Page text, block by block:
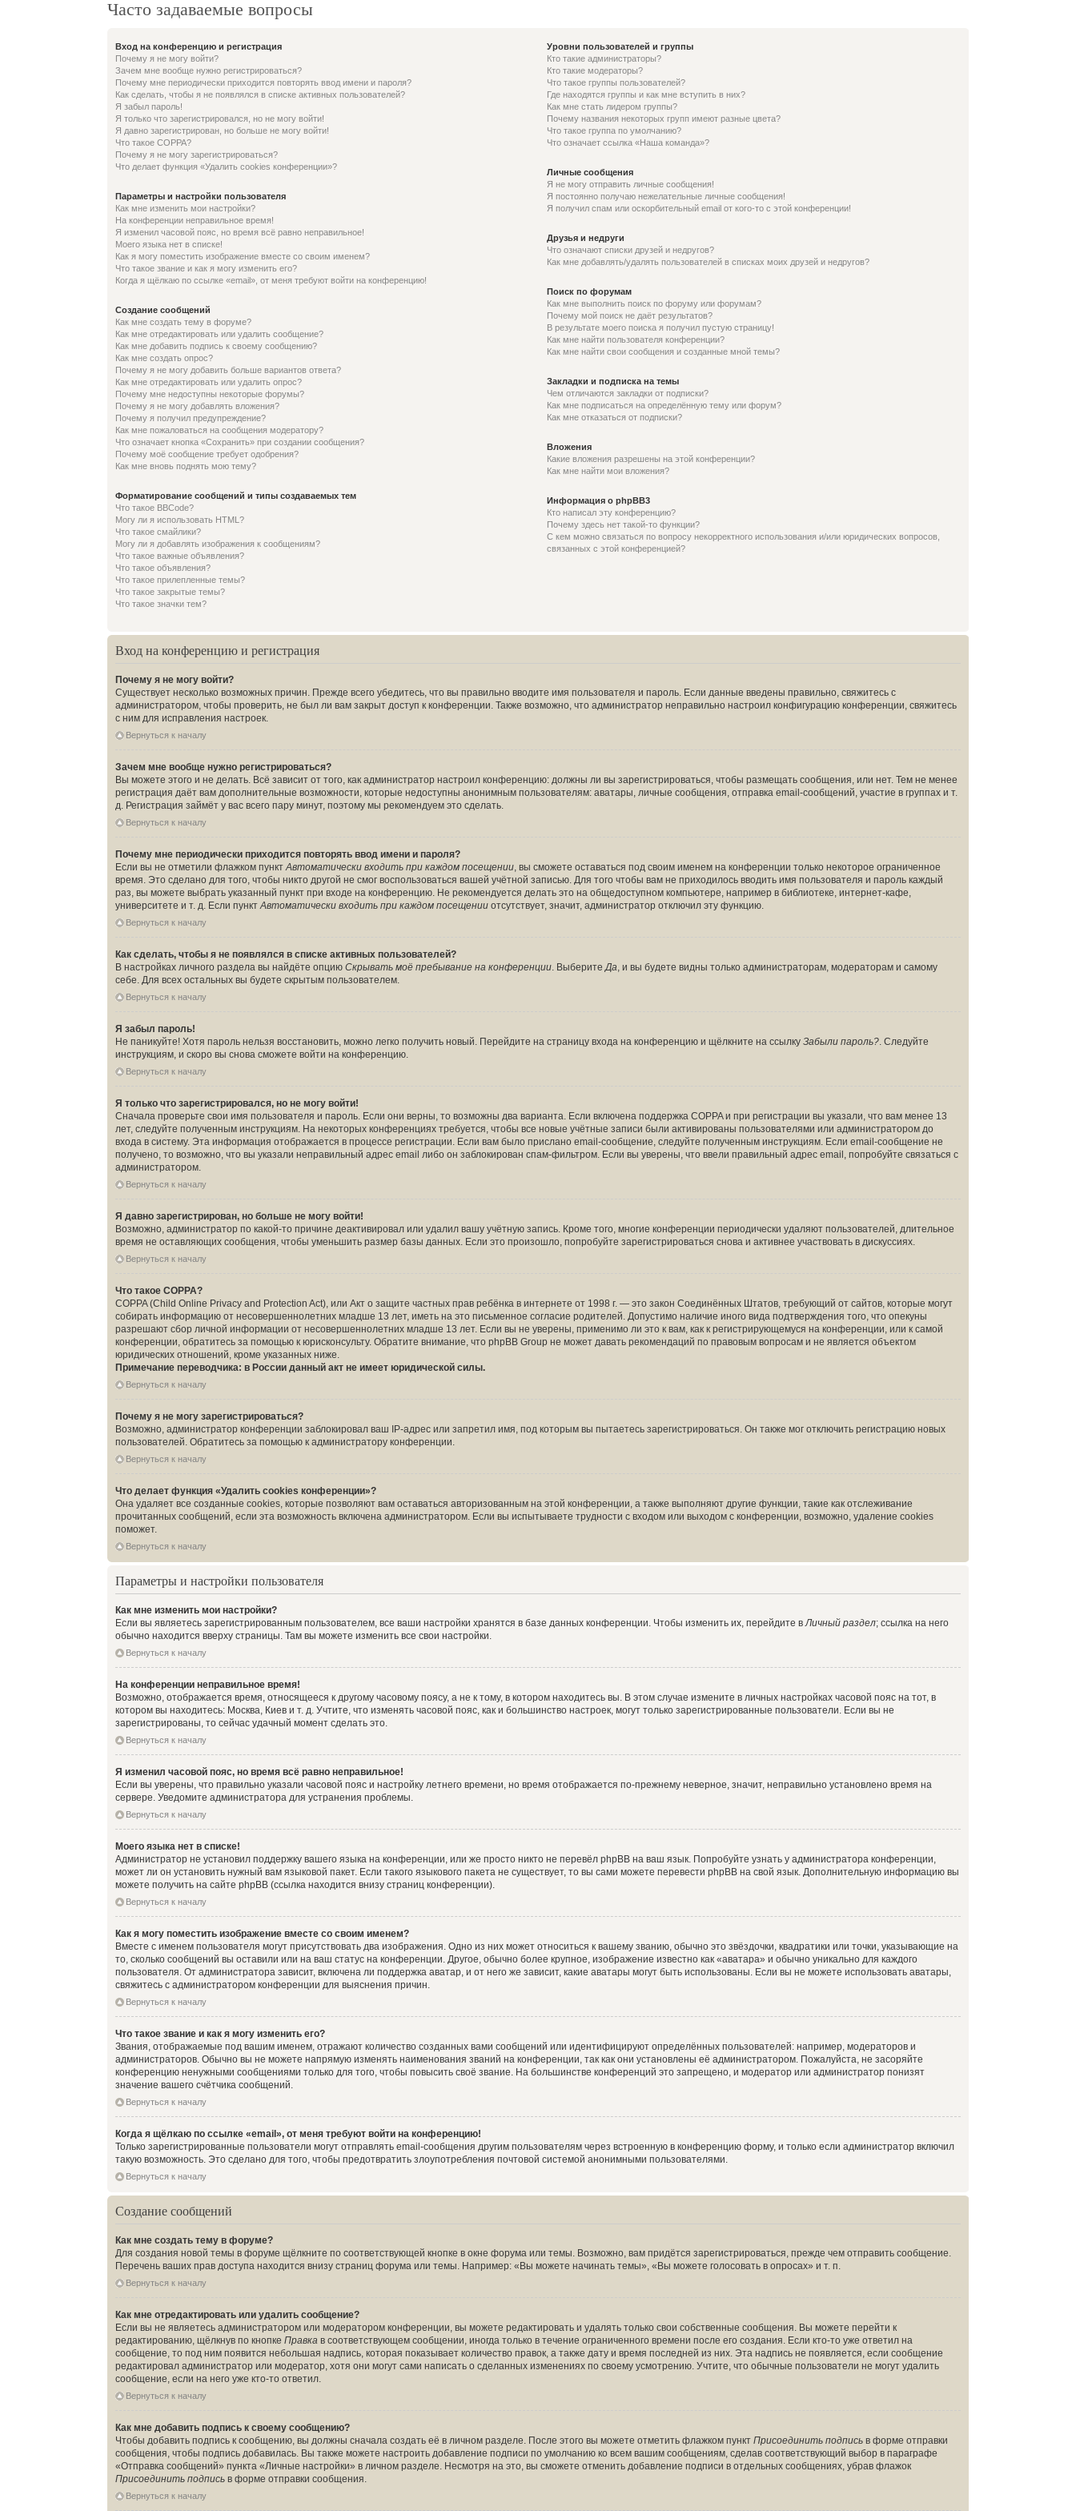
Часто задаваемые вопросы
Вход на конференцию и регистрация
Почему я не могу войти?
Зачем мне вообще нужно регистрироваться?
Почему мне периодически приходится повторять ввод имени и пароля?
Как сделать, чтобы я не появлялся в списке активных пользователей?
Я забыл пароль!
Я только что зарегистрировался, но не могу войти!
Я давно зарегистрирован, но больше не могу войти!
Что такое COPPA?
Почему я не могу зарегистрироваться?
Что делает функция «Удалить cookies конференции»?
Параметры и настройки пользователя
Как мне изменить мои настройки?
На конференции неправильное время!
Я изменил часовой пояс, но время всё равно неправильное!
Моего языка нет в списке!
Как я могу поместить изображение вместе со своим именем?
Что такое звание и как я могу изменить его?
Когда я щёлкаю по ссылке «email», от меня требуют войти на конференцию!
Создание сообщений
Как мне создать тему в форуме?
Как мне отредактировать или удалить сообщение?
Как мне добавить подпись к своему сообщению?
Как мне создать опрос?
Почему я не могу добавить больше вариантов ответа?
Как мне отредактировать или удалить опрос?
Почему мне недоступны некоторые форумы?
Почему я не могу добавлять вложения?
Почему я получил предупреждение?
Как мне пожаловаться на сообщения модератору?
Что означает кнопка «Сохранить» при создании сообщения?
Почему моё сообщение требует одобрения?
Как мне вновь поднять мою тему?
Форматирование сообщений и типы создаваемых тем
Что такое BBCode?
Могу ли я использовать HTML?
Что такое смайлики?
Могу ли я добавлять изображения к сообщениям?
Что такое важные объявления?
Что такое объявления?
Что такое прилепленные темы?
Что такое закрытые темы?
Что такое значки тем?
Уровни пользователей и группы
Кто такие администраторы?
Кто такие модераторы?
Что такое группы пользователей?
Где находятся группы и как мне вступить в них?
Как мне стать лидером группы?
Почему названия некоторых групп имеют разные цвета?
Что такое группа по умолчанию?
Что означает ссылка «Наша команда»?
Личные сообщения
Я не могу отправить личные сообщения!
Я постоянно получаю нежелательные личные сообщения!
Я получил спам или оскорбительный email от кого-то с этой конференции!
Друзья и недруги
Что означают списки друзей и недругов?
Как мне добавлять/удалять пользователей в списках моих друзей и недругов?
Поиск по форумам
Как мне выполнить поиск по форуму или форумам?
Почему мой поиск не даёт результатов?
В результате моего поиска я получил пустую страницу!
Как мне найти пользователя конференции?
Как мне найти свои сообщения и созданные мной темы?
Закладки и подписка на темы
Чем отличаются закладки от подписки?
Как мне подписаться на определённую тему или форум?
Как мне отказаться от подписки?
Вложения
Какие вложения разрешены на этой конференции?
Как мне найти мои вложения?
Информация о phpBB3
Кто написал эту конференцию?
Почему здесь нет такой-то функции?
С кем можно связаться по вопросу некорректного использования и/или юридических вопросов,
связанных с этой конференцией?
Вход на конференцию и регистрация
Почему я не могу войти?
Существует несколько возможных причин. Прежде всего убедитесь, что вы правильно вводите имя пользователя и пароль. Если данные введены правильно, свяжитесь с
администратором, чтобы проверить, не был ли вам закрыт доступ к конференции. Также возможно, что администратор неправильно настроил конфигурацию конференции, свяжитесь
с ним для исправления настроек.
Вернуться к началу
Зачем мне вообще нужно регистрироваться?
Вы можете этого и не делать. Всё зависит от того, как администратор настроил конференцию: должны ли вы зарегистрироваться, чтобы размещать сообщения, или нет. Тем не менее
регистрация даёт вам дополнительные возможности, которые недоступны анонимным пользователям: аватары, личные сообщения, отправка email-сообщений, участие в группах и т.
д. Регистрация займёт у вас всего пару минут, поэтому мы рекомендуем это сделать.
Вернуться к началу
Почему мне периодически приходится повторять ввод имени и пароля?
Если вы не отметили флажком пунктАвтоматически входить при каждом посещении, вы сможете оставаться под своим именем на конференции только некоторое ограниченное
время. Это сделано для того, чтобы никто другой не смог воспользоваться вашей учётной записью. Для того чтобы вам не приходилось вводить имя пользователя и пароль каждый
раз, вы можете выбрать указанный пункт при входе на конференцию. Не рекомендуется делать это на общедоступном компьютере, например в библиотеке, интернет-кафе,
университете и т. д. Если пунктАвтоматически входить при каждом посещении отсутствует, значит, администратор отключил эту функцию.
Вернуться к началу
Как сделать, чтобы я не появлялся в списке активных пользователей?
В настройках личного раздела вы найдёте опциюСкрывать моё пребывание на конференции. ВыберитеДа, и вы будете видны только администраторам, модераторам и самому
себе. Для всех остальных вы будете скрытым пользователем.
Вернуться к началу
Я забыл пароль!
Не паникуйте! Хотя пароль нельзя восстановить, можно легко получить новый. Перейдите на страницу входа на конференцию и щёлкните на ссылкуЗабыли пароль?. Следуйте
инструкциям, и скоро вы снова сможете войти на конференцию.
Вернуться к началу
Я только что зарегистрировался, но не могу войти!
Сначала проверьте свои имя пользователя и пароль. Если они верны, то возможны два варианта. Если включена поддержка COPPA и при регистрации вы указали, что вам менее 13
лет, следуйте полученным инструкциям. На некоторых конференциях требуется, чтобы все новые учётные записи были активированы пользователями или администратором до
входа в систему. Эта информация отображается в процессе регистрации. Если вам было прислано email-сообщение, следуйте полученным инструкциям. Если email-сообщение не
получено, то возможно, что вы указали неправильный адрес email либо он заблокирован спам-фильтром. Если вы уверены, что ввели правильный адрес email, попробуйте связаться с
администратором.
Вернуться к началу
Я давно зарегистрирован, но больше не могу войти!
Возможно, администратор по какой-то причине деактивировал или удалил вашу учётную запись. Кроме того, многие конференции периодически удаляют пользователей, длительное
время не оставляющих сообщения, чтобы уменьшить размер базы данных. Если это произошло, попробуйте зарегистрироваться снова и активнее участвовать в дискуссиях.
Вернуться к началу
Что такое COPPA?
COPPA (Child Online Privacy and Protection Act), или Акт о защите частных прав ребёнка в интернете от 1998 г. — это закон Соединённых Штатов, требующий от сайтов, которые могут
собирать информацию от несовершеннолетних младше 13 лет, иметь на это письменное согласие родителей. Допустимо наличие иного вида подтверждения того, что опекуны
разрешают сбор личной информации от несовершеннолетних младше 13 лет. Если вы не уверены, применимо ли это к вам, как к регистрирующемуся на конференции, или к самой
конференции, обратитесь за помощью к юрисконсульту. Обратите внимание, что phpBB Group не может давать рекомендаций по правовым вопросам и не является объектом
юридических отношений, кроме указанных ниже.
Примечание переводчика: в России данный акт не имеет юридической силы.
Вернуться к началу
Почему я не могу зарегистрироваться?
Возможно, администратор конференции заблокировал ваш IP-адрес или запретил имя, под которым вы пытаетесь зарегистрироваться. Он также мог отключить регистрацию новых
пользователей. Обратитесь за помощью к администратору конференции.
Вернуться к началу
Что делает функция «Удалить cookies конференции»?
Она удаляет все созданные cookies, которые позволяют вам оставаться авторизованным на этой конференции, а также выполняют другие функции, такие как отслеживание
прочитанных сообщений, если эта возможность включена администратором. Если вы испытываете трудности с входом или выходом с конференции, возможно, удаление cookies
поможет.
Вернуться к началу
Параметры и настройки пользователя
Как мне изменить мои настройки?
Если вы являетесь зарегистрированным пользователем, все ваши настройки хранятся в базе данных конференции. Чтобы изменить их, перейдите вЛичный раздел; ссылка на него
обычно находится вверху страницы. Там вы можете изменить все свои настройки.
Вернуться к началу
На конференции неправильное время!
Возможно, отображается время, относящееся к другому часовому поясу, а не к тому, в котором находитесь вы. В этом случае измените в личных настройках часовой пояс на тот, в
котором вы находитесь: Москва, Киев и т. д. Учтите, что изменять часовой пояс, как и большинство настроек, могут только зарегистрированные пользователи. Если вы не
зарегистрированы, то сейчас удачный момент сделать это.
Вернуться к началу
Я изменил часовой пояс, но время всё равно неправильное!
Если вы уверены, что правильно указали часовой пояс и настройку летнего времени, но время отображается по-прежнему неверное, значит, неправильно установлено время на
сервере. Уведомите администратора для устранения проблемы.
Вернуться к началу
Моего языка нет в списке!
Администратор не установил поддержку вашего языка на конференции, или же просто никто не перевёл phpBB на ваш язык. Попробуйте узнать у администратора конференции,
может ли он установить нужный вам языковой пакет. Если такого языкового пакета не существует, то вы сами можете перевести phpBB на свой язык. Дополнительную информацию вы
можете получить на сайте phpBB (ссылка находится внизу страниц конференции).
Вернуться к началу
Как я могу поместить изображение вместе со своим именем?
Вместе с именем пользователя могут присутствовать два изображения. Одно из них может относиться к вашему званию, обычно это звёздочки, квадратики или точки, указывающие на
то, сколько сообщений вы оставили или на ваш статус на конференции. Другое, обычно более крупное, изображение известно как «аватара» и обычно уникально для каждого
пользователя. От администратора зависит, включена ли поддержка аватар, и от него же зависит, какие аватары могут быть использованы. Если вы не можете использовать аватары,
свяжитесь с администратором конференции для выяснения причин.
Вернуться к началу
Что такое звание и как я могу изменить его?
Звания, отображаемые под вашим именем, отражают количество созданных вами сообщений или идентифицируют определённых пользователей: например, модераторов и
администраторов. Обычно вы не можете напрямую изменять наименования званий на конференции, так как они установлены её администратором. Пожалуйста, не засоряйте
конференцию ненужными сообщениями только для того, чтобы повысить своё звание. На большинстве конференций это запрещено, и модератор или администратор понизят
значение вашего счётчика сообщений.
Вернуться к началу
Когда я щёлкаю по ссылке «email», от меня требуют войти на конференцию!
Только зарегистрированные пользователи могут отправлять email-сообщения другим пользователям через встроенную в конференцию форму, и только если администратор включил
такую возможность. Это сделано для того, чтобы предотвратить злоупотребления почтовой системой анонимными пользователями.
Вернуться к началу
Создание сообщений
Как мне создать тему в форуме?
Для создания новой темы в форуме щёлкните по соответствующей кнопке в окне форума или темы. Возможно, вам придётся зарегистрироваться, прежде чем отправить сообщение.
Перечень ваших прав доступа находится внизу страниц форума или темы. Например: «Вы можете начинать темы», «Вы можете голосовать в опросах» и т. п.
Вернуться к началу
Как мне отредактировать или удалить сообщение?
Если вы не являетесь администратором или модератором конференции, вы можете редактировать и удалять только свои собственные сообщения. Вы можете перейти к
редактированию, щёлкнув по кнопкеПравка в соответствующем сообщении, иногда только в течение ограниченного времени после его создания. Если кто-то уже ответил на
сообщение, то под ним появится небольшая надпись, которая показывает количество правок, а также дату и время последней из них. Эта надпись не появляется, если сообщение
редактировал администратор или модератор, хотя они могут сами написать о сделанных изменениях по своему усмотрению. Учтите, что обычные пользователи не могут удалить
сообщение, если на него уже кто-то ответил.
Вернуться к началу
Как мне добавить подпись к своему сообщению?
Чтобы добавить подпись к сообщению, вы должны сначала создать её в личном разделе. После этого вы можете отметить флажком пунктПрисоединить подпись в форме отправки
сообщения, чтобы подпись добавилась. Вы также можете настроить добавление подписи по умолчанию ко всем вашим сообщениям, сделав соответствующий выбор в параграфе
«Отправка сообщений» пункта «Личные настройки» в личном разделе. Несмотря на это, вы сможете отменить добавление подписи в отдельных сообщениях, убрав флажок
Присоединить подпись в форме отправки сообщения.
Вернуться к началу